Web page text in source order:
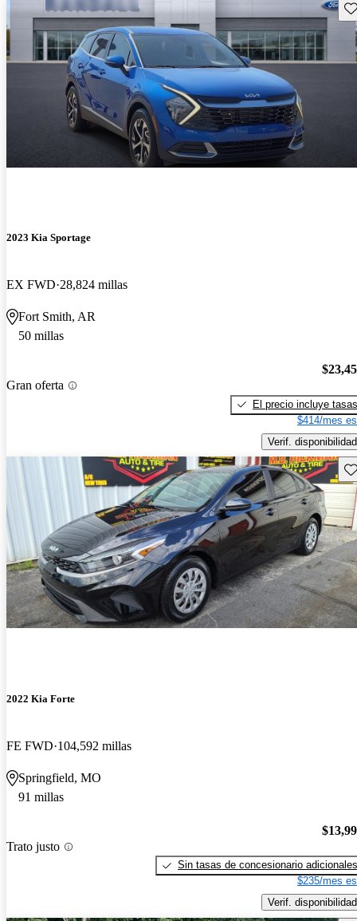
2023 Kia Sportage
EX FWD 28,824 millas
Fort Smith, AR
50 millas
Gran oferta
El precio incluye tasas
$414/mes
Verif. disponibilidad
2022 Kia Forte
FE FWD 104,592 millas
Springfield, MO
91 millas
Trato justo
Sin tasas de concesionario adicionales
$235/mes
Verif. disponibilidad